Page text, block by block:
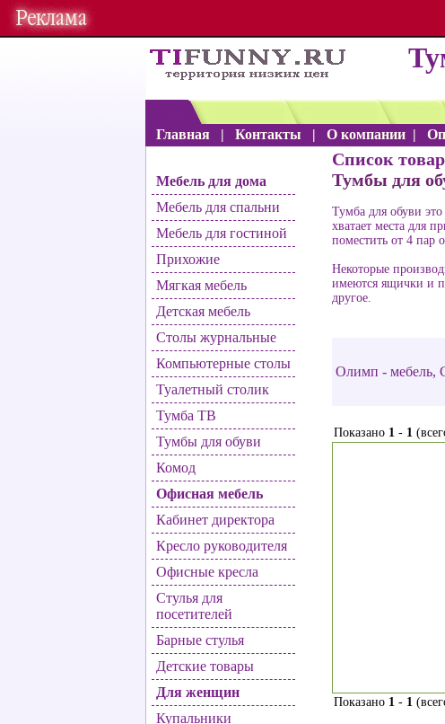
Главная
| Контакты | О компании |
Мебель для дома
Мебель для спальни
Мебель для гостиной
Прихожие
Мягкая мебель
Детская мебель
Столы журнальные
Компьютерные столы
Туалетный столик
Тумба ТВ
Тумбы для обуви
Комод
Офисная мебель
Кабинет директора
Кресло руководителя
Офисные кресла
Стулья для
посетителей
Барные стулья
Детские товары
Для женщин
Купальники
Список
Тумбы для
Тумба для обуви
хватает места для
поместить от 4 пар
Некоторые
имеются ящички и
другое.
Олимп - мебель,
Показано 1 - 1
Показано 1 - 1